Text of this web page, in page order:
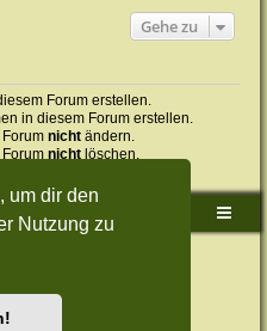
um dir den
Nutzung zu
Gehe zu
Forum erstellen.
in diesem Forum erstellen.
Forumnicht ändern.
Forumnicht löschen.
Foren-Übersicht
Limited
Style-Design